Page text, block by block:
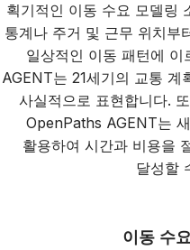
획기적인 이동 수요 모델링
통계나 주거 및 근무 위치부
일상적인 이동 패턴에
AGENT는 21세기의 교통 계
사실적으로 표현합니다.
OpenPaths AGENT는
활용하여 시간과 비용을
달성할
이동 수